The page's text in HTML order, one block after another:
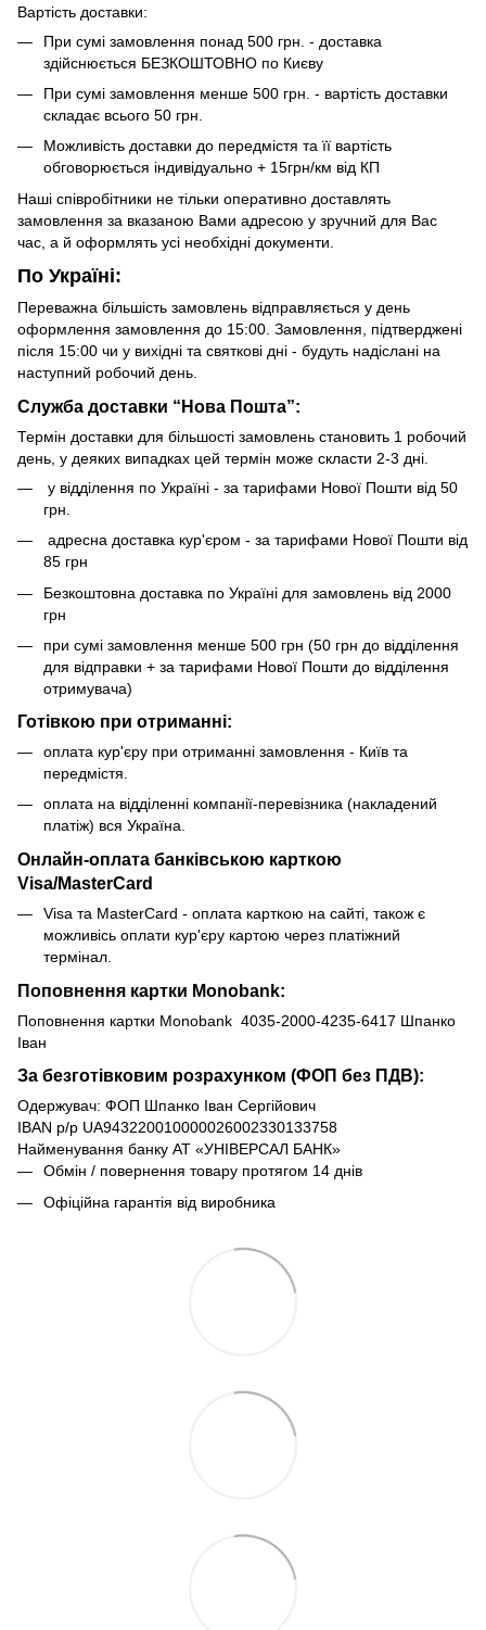
Вартість доставки:
При сумі замовлення понад 500 грн. - доставка
здійснюється БЕЗКОШТОВНО по Києву
При сумі замовлення менше 500 грн. - вартість доставки
складає всього 50 грн.
Можливість доставки до передмістя та її вартість
обговорюється індивідуально + 15грн/км від КП
Наші співробітники не тільки оперативно доставлять
замовлення за вказаною Вами адресою у зручний для Вас
час, а й оформлять усі необхідні документи.
По Україні:
Переважна більшість замовлень відправляється у день
оформлення замовлення до 15:00. Замовлення, підтверджені
після 15:00 чи у вихідні та святкові дні - будуть надіслані на
наступний робочий день.
Служба доставки “Нова Пошта”:
Термін доставки для більшості замовлень становить 1 робочий
день, у деяких випадках цей термін може скласти 2-3 дні.
у відділення по Україні - за тарифами Нової Пошти від 50
грн.
адресна доставка кур'єром - за тарифами Нової Пошти від
85 грн
Безкоштовна доставка по Україні для замовлень від 2000
грн
при сумі замовлення менше 500 грн (50 грн до відділення
для відправки + за тарифами Нової Пошти до відділення
отримувача)
Готівкою при отриманні:
оплата кур'єру при отриманні замовлення - Київ та
передмістя.
оплата на відділенні компанії-перевізника (накладений
платіж) вся Україна.
Онлайн-оплата банківською карткою
Visa/MasterCard
Visa та MasterCard - оплата карткою на сайті, також є
можливісь оплати кур'єру картою через платіжний
термінал.
Поповнення картки Monobank:
Поповнення картки Monobank 4035-2000-4235-6417 Шпанко
Іван
За безготівковим розрахунком (ФОП без ПДВ):
Одержувач: ФОП Шпанко Іван Сергійович
IBAN р/р UA943220010000026002330133758
Найменування банку АТ «УНІВЕРСАЛ БАНК»
Обмін / повернення товару протягом 14 днів
Офіційна гарантія від виробника